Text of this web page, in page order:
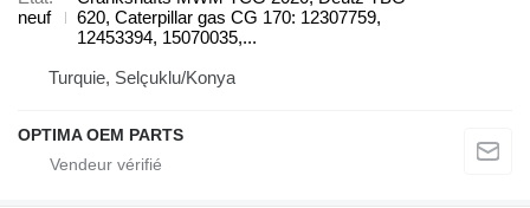
neuf
620, Caterpillar gas CG 170: 12307759,
12453394, 15070035,...
Turquie, Selçuklu/Konya
OPTIMA OEM PARTS